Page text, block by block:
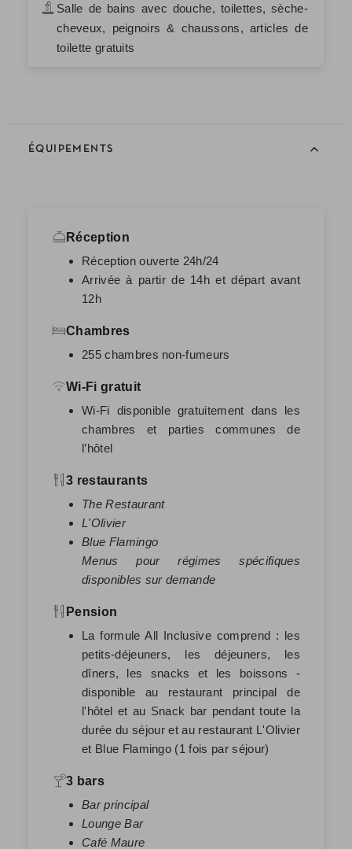
Salle de bains avec douche, toilettes, sèche-
cheveux, peignoirs & chaussons, articles de
toilette gratuits
ÉQUIPEMENTS
Réception
Réception ouverte 24h/24
Arrivée à partir de 14h et départ avant
12h
Chambres
255 chambres non-fumeurs
Wi-Fi gratuit
Wi-Fi disponible gratuitement dans les
chambres et parties communes de
l’hôtel
3 restaurants
The Restaurant
L'Olivier
Blue Flamingo
Menus pour régimes spécifiques
disponibles sur demande
Pension
La formule All Inclusive comprend : les
petits-déjeuners, les déjeuners, les
dîners, les snacks et les boissons -
disponible au restaurant principal de
l'hôtel et au Snack bar pendant toute la
durée du séjour et au restaurant L'Olivier
et Blue Flamingo (1 fois par séjour)
3 bars
Bar principal
Lounge Bar
Café Maure